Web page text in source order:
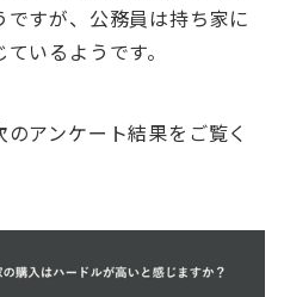
すが、公務員は持ち家に
いるようです。
アンケート結果をご覧く